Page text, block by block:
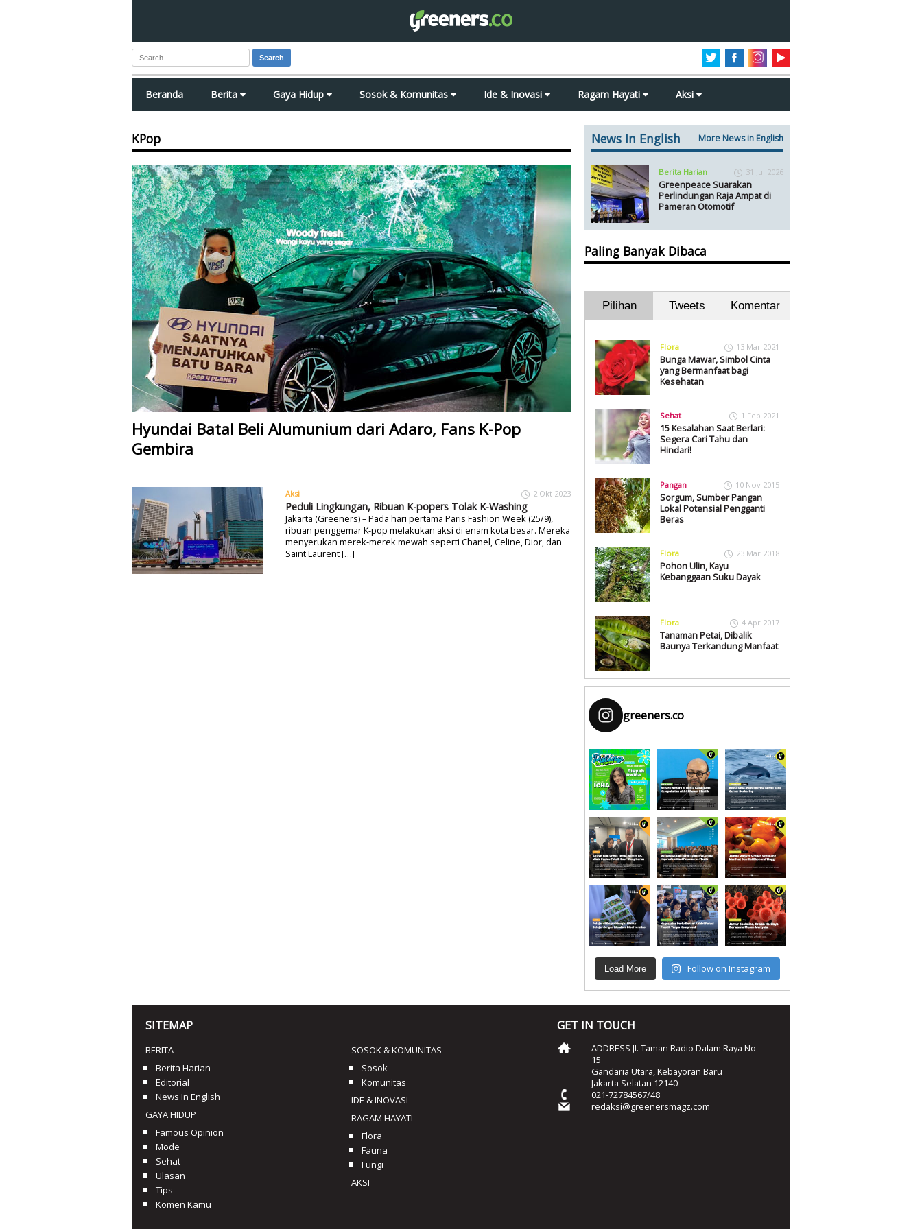
Search
Beranda Berita Gaya Hidup Sosok & Komunitas Ide & Inovasi Ragam Hayati Aksi
KPop
Hyundai Batal Beli Alumunium dari Adaro, Fans K-Pop
Gembira
Aksi 2 Okt 2023
Peduli Lingkungan, Ribuan K-popers Tolak K-Washing
Jakarta (Greeners) – Pada hari pertama Paris Fashion Week (25/9),
ribuan penggemar K-pop melakukan aksi di enam kota besar. Mereka
menyerukan merek-merek mewah seperti Chanel, Celine, Dior, dan
Saint Laurent […]
News In English More News in English
Berita Harian 31 Jul 2026
Greenpeace Suarakan
Perlindungan Raja Ampat di
Pameran Otomotif
Paling Banyak Dibaca
Pilihan Tweets Komentar
Flora 13 Mar 2021
Bunga Mawar, Simbol Cinta
yang Bermanfaat bagi
Kesehatan
Sehat 1 Feb 2021
15 Kesalahan Saat Berlari:
Segera Cari Tahu dan
Hindari!
Pangan 10 Nov 2015
Sorgum, Sumber Pangan
Lokal Potensial Pengganti
Beras
Flora 23 Mar 2018
Pohon Ulin, Kayu
Kebanggaan Suku Dayak
Flora 4 Apr 2017
Tanaman Petai, Dibalik
Baunya Terkandung Manfaat
greeners.co
Load More Follow on Instagram
SITEMAP
BERITA
Berita Harian
Editorial
News In English
GAYA HIDUP
Famous Opinion
Mode
Sehat
Ulasan
Tips
Komen Kamu
SOSOK & KOMUNITAS
Sosok
Komunitas
IDE & INOVASI
RAGAM HAYATI
Flora
Fauna
Fungi
AKSI
GET IN TOUCH
ADDRESS Jl. Taman Radio Dalam Raya No
15
Gandaria Utara, Kebayoran Baru
Jakarta Selatan 12140
021-72784567/48
redaksi@greenersmagz.com